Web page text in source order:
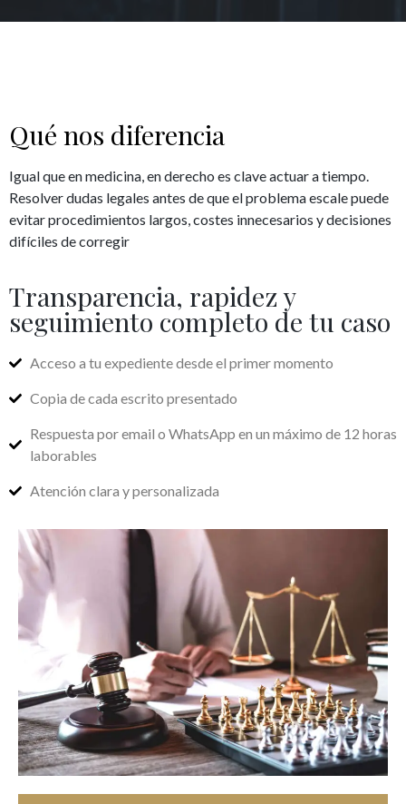
Qué nos diferencia
Igual que en medicina, en derecho es clave actuar a tiempo.
Resolver dudas legales antes de que el problema escale puede
evitar procedimientos largos, costes innecesarios y decisiones
difíciles de corregir
Transparencia, rapidez y
seguimiento completo de tu caso
Acceso a tu expediente desde el primer momento
Copia de cada escrito presentado
Respuesta por email o WhatsApp en un máximo de 12 horas
laborables
Atención clara y personalizada